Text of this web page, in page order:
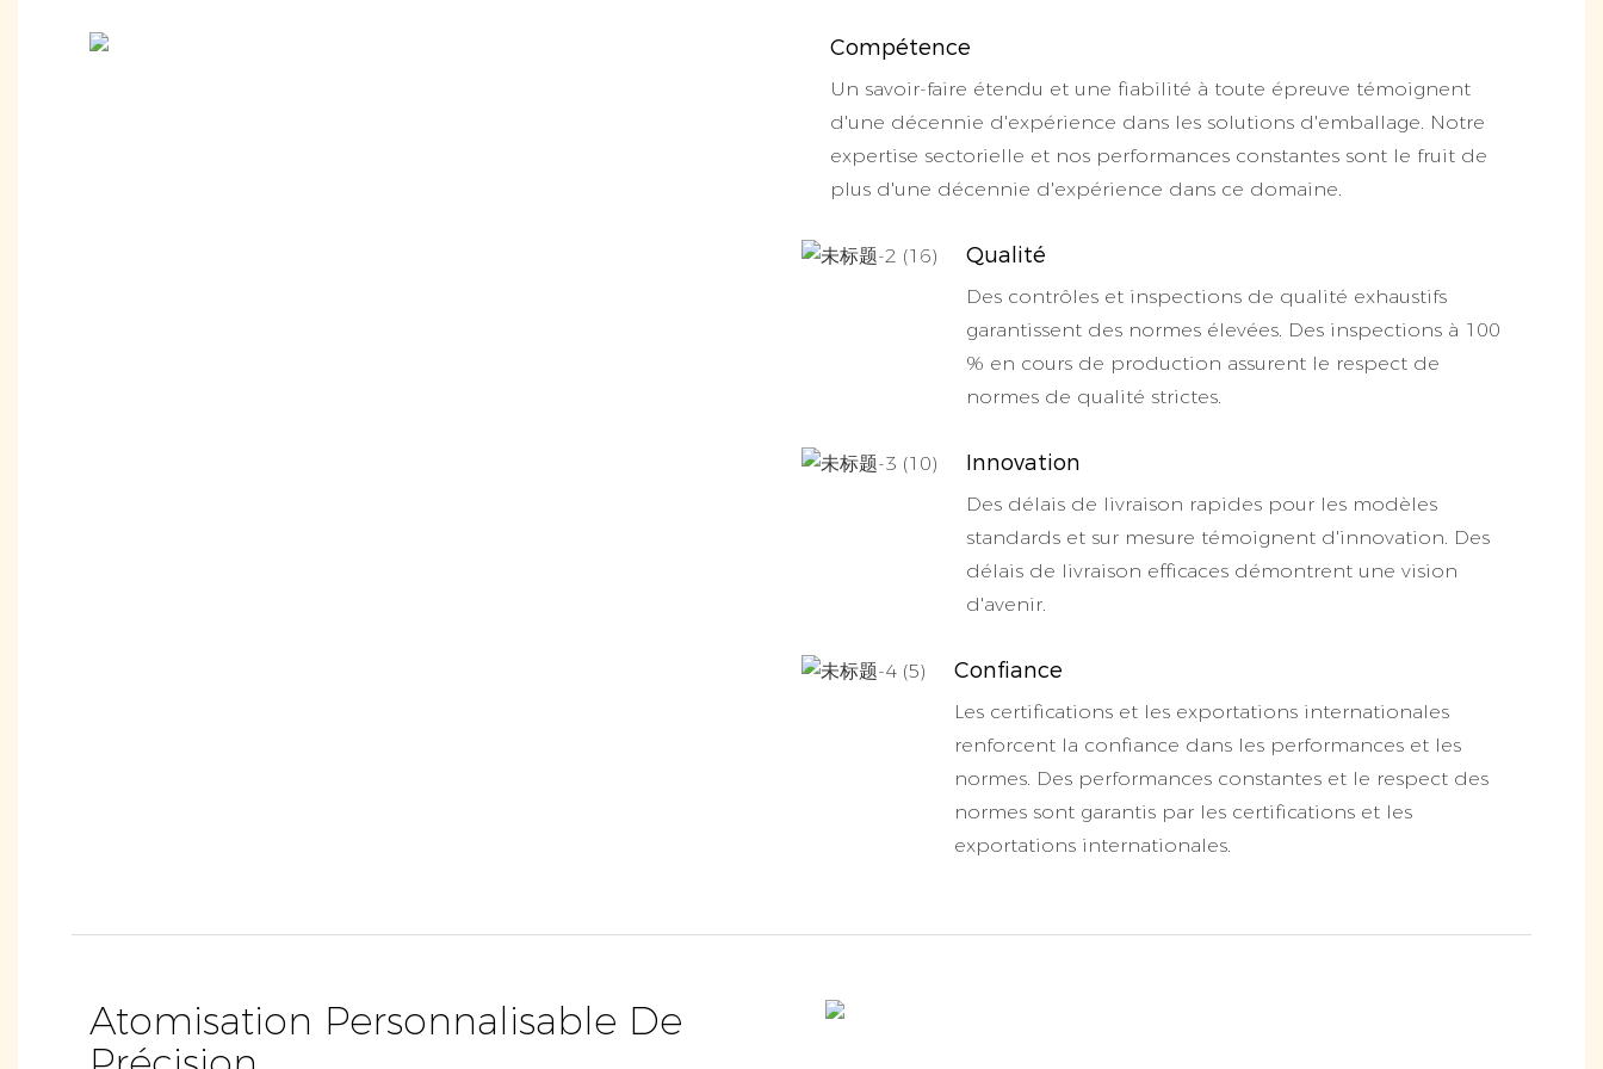
Compétence
Un savoir-faire étendu et une fiabilité à toute épreuve témoignent
d'une décennie d'expérience dans les solutions d'emballage. Notre
expertise sectorielle et nos performances constantes sont le fruit de
plus d'une décennie d'expérience dans ce domaine.
Qualité
Des contrôles et inspections de qualité exhaustifs
garantissent des normes élevées. Des inspections à 100
% en cours de production assurent le respect de
normes de qualité strictes.
Innovation
Des délais de livraison rapides pour les modèles
standards et sur mesure témoignent d'innovation. Des
délais de livraison efficaces démontrent une vision
d'avenir.
Confiance
Les certifications et les exportations internationales
renforcent la confiance dans les performances et les
normes. Des performances constantes et le respect des
normes sont garantis par les certifications et les
exportations internationales.
Atomisation Personnalisable De